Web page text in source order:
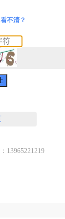
看不清？
13965221219